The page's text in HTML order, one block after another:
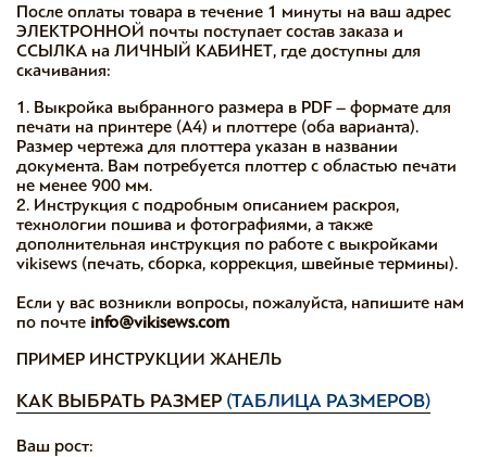
После оплаты товара в течение 1 минуты на ваш адрес
ЭЛЕКТРОННОЙ почты поступает состав заказа и
ССЫЛКА на ЛИЧНЫЙ КАБИНЕТ, где доступны для
скачивания:
1. Выкройка выбранного размера в PDF – формате для
печати на принтере (А4) и плоттере (оба варианта).
Размер чертежа для плоттера указан в названии
документа. Вам потребуется плоттер с областью печати
не менее 900 мм.
2. Инструкция с подробным описанием раскроя,
технологии пошива и фотографиями, а также
дополнительная инструкция по работе с выкройками
vikisews (печать, сборка, коррекция, швейные термины).
Если у вас возникли вопросы, пожалуйста, напишите нам
по почте info@vikisews.com
ПРИМЕР ИНСТРУКЦИИ ЖАНЕЛЬ
КАК ВЫБРАТЬ РАЗМЕР (ТАБЛИЦА РАЗМЕРОВ)
Ваш рост: